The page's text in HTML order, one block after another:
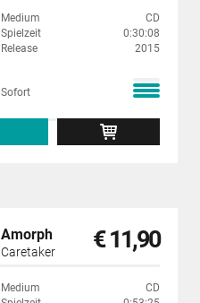
Medium
CD
Spielzeit
0:30:08
Release
2015
Sofort
Amorph
Caretaker € 11,90
Medium
CD